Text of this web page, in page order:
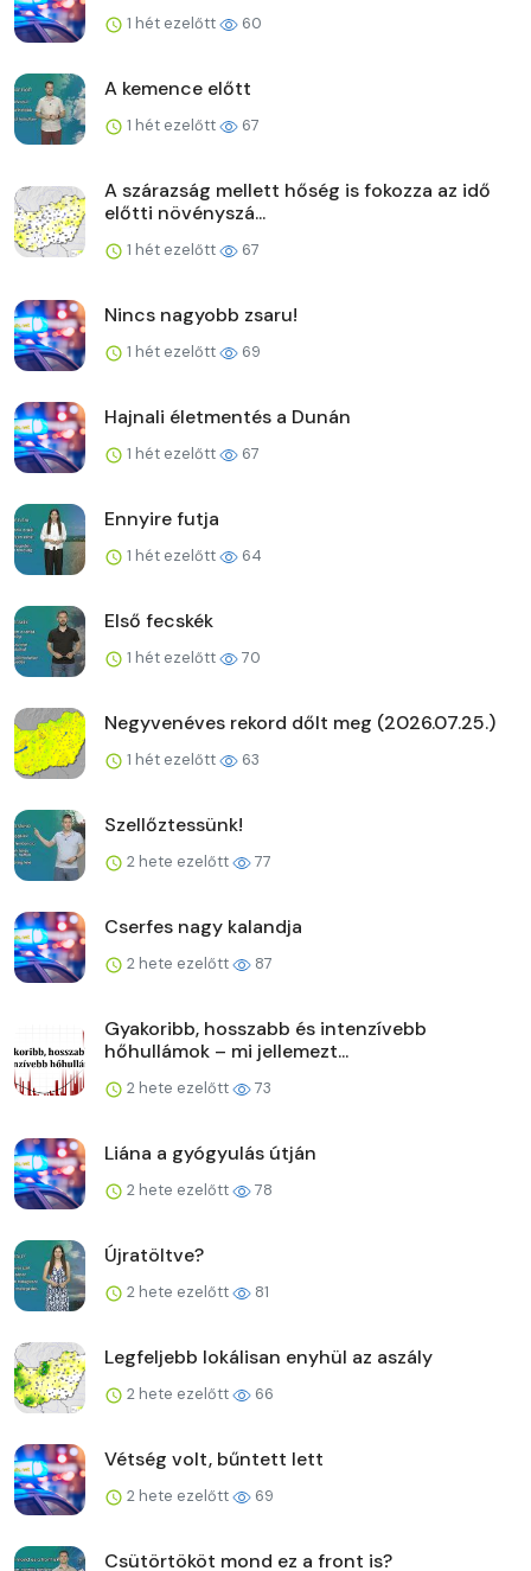
1 hét ezelőtt 60
A kemence előtt
1 hét ezelőtt 67
A szárazság mellett hőség is fokozza az idő
előtti növényszá...
1 hét ezelőtt 67
Nincs nagyobb zsaru!
1 hét ezelőtt 69
Hajnali életmentés a Dunán
1 hét ezelőtt 67
Ennyire futja
1 hét ezelőtt 64
Első fecskék
1 hét ezelőtt 70
Negyvenéves rekord dőlt meg (2026.07.25.)
1 hét ezelőtt 63
Szellőztessünk!
2 hete ezelőtt 77
Cserfes nagy kalandja
2 hete ezelőtt 87
Gyakoribb, hosszabb és intenzívebb
hőhullámok – mi jellemezt...
2 hete ezelőtt 73
Liána a gyógyulás útján
2 hete ezelőtt 78
Újratöltve?
2 hete ezelőtt 81
Legfeljebb lokálisan enyhül az aszály
2 hete ezelőtt 66
Vétség volt, bűntett lett
2 hete ezelőtt 69
Csütörtököt mond ez a front is?